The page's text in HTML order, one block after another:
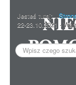
Jesteś tutaj:
22-23.10.2021 -
Szukaj...